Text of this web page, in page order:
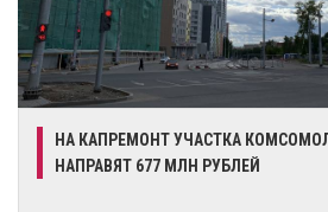
​НА КАПРЕМОНТ УЧАСТКА
НАПРАВЯТ 677 МЛН РУБЛЕЙ